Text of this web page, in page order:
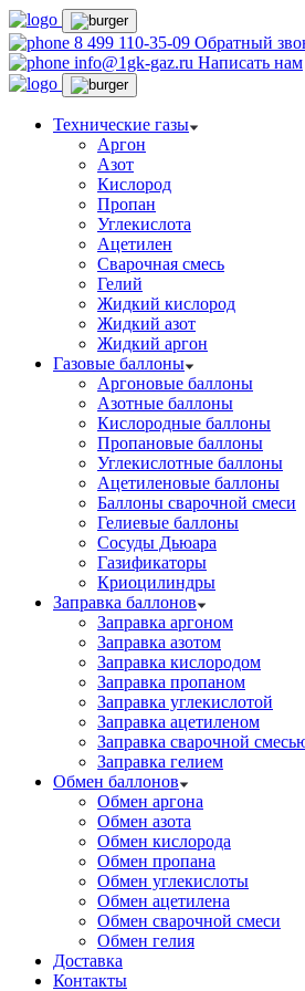
8 499 110-35-09 Обратный
info@1gk-gaz.ru Написать нам
Технические газы
Аргон
Азот
Кислород
Пропан
Углекислота
Ацетилен
Сварочная смесь
Гелий
Жидкий кислород
Жидкий азот
Жидкий аргон
Газовые баллоны
Аргоновые баллоны
Азотные баллоны
Кислородные баллоны
Пропановые баллоны
Углекислотные баллоны
Ацетиленовые баллоны
Баллоны сварочной смеси
Гелиевые баллоны
Сосуды Дьюара
Газификаторы
Криоцилиндры
Заправка баллонов
Заправка аргоном
Заправка азотом
Заправка кислородом
Заправка пропаном
Заправка углекислотой
Заправка ацетиленом
Заправка сварочной
Заправка гелием
Обмен баллонов
Обмен аргона
Обмен азота
Обмен кислорода
Обмен пропана
Обмен углекислоты
Обмен ацетилена
Обмен сварочной смеси
Обмен гелия
Доставка
Контакты